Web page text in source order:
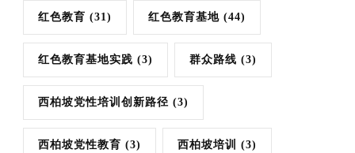
红色教育 (31) 红色教育基地 (44)
红色教育基地实践 (3) 群众路线 (3)
西柏坡党性培训创新路径 (3)
西柏坡党性教育 (3) 西柏坡培训 (3)